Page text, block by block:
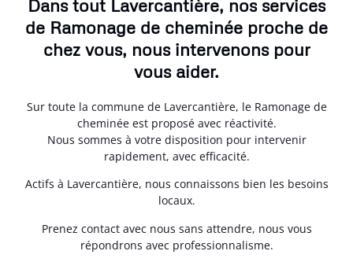
Dans tout Lavercantière, nos services
de Ramonage de cheminée proche de
chez vous, nous intervenons pour
vous aider.
Sur toute la commune de Lavercantière, le Ramonage de
cheminée est proposé avec réactivité.
Nous sommes à votre disposition pour intervenir
rapidement, avec efficacité.
Actifs à Lavercantière, nous connaissons bien les besoins
locaux.
Prenez contact avec nous sans attendre, nous vous
répondrons avec professionnalisme.